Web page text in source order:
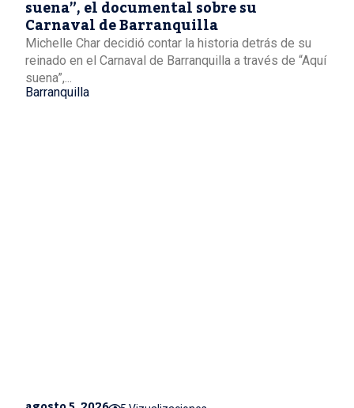
suena”, el documental sobre su
Carnaval de Barranquilla
Michelle Char decidió contar la historia detrás de su
reinado en el Carnaval de Barranquilla a través de “Aquí
suena”,...
Barranquilla